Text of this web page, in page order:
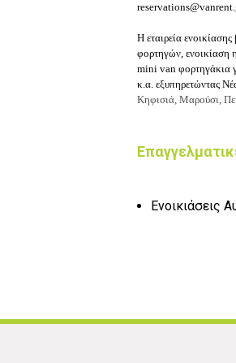
Η εταιρεία
φορτηγών, ενοικίαση
mini van φορτηγάκια
κ.α. εξυπηρετώντας
Κηφισιά, Μαρούσι,
Ενοικιάσεις